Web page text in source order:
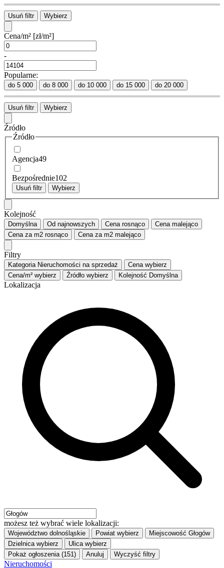
Usuń filtr Wybierz
Cena/m² [zł/m²]
-
Popularne:
do 5 000 do 8 000 do 10 000 do 15 000 do 20 000
Usuń filtr Wybierz
Źródło
Źródło
Agencja49
Bezpośrednie102
Usuń filtr Wybierz
Kolejność
Domyślna Od najnowszych Cena rosnąco Cena malejąco
Cena za m2 rosnąco Cena za m2 malejąco
Filtry
Kategoria Nieruchomości na sprzedaż Cena wybierz
Cena/m² wybierz Źródło wybierz Kolejność Domyślna
Lokalizacja
możesz też wybrać wiele lokalizacji:
Województwo dolnośląskie Powiat wybierz Miejscowość Głogów
Dzielnica wybierz Ulica wybierz
Pokaż ogłoszenia (151)
Anuluj Wyczyść filtry
Nieruchomości